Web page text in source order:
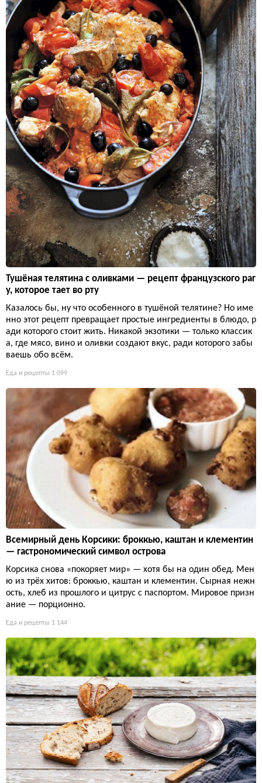
Тушёная телятина с оливками — рецепт французского раг
у, которое тает во рту
Казалось бы, ну что особенного в тушёной телятине? Но име
нно этот рецепт превращает простые ингредиенты в блюдо, р
ади которого стоит жить. Никакой экзотики — только классик
а, где мясо, вино и оливки создают вкус, ради которого забы
ваешь обо всём.
Еда и рецепты 1 099
Всемирный день Корсики: броккью, каштан и клементин
— гастрономический символ острова
Корсика снова «покоряет мир» — хотя бы на один обед. Мен
ю из трёх хитов: броккью, каштан и клементин. Сырная нежн
ость, хлеб из прошлого и цитрус с паспортом. Мировое призн
ание — порционно.
Еда и рецепты 1 144